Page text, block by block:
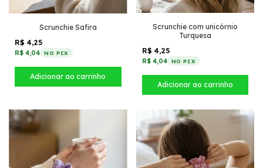
Scrunchie Safira
R$ 4,25
R$ 4,04 NO PIX
Scrunchie com unicórnio
Turquesa
R$ 4,25
R$ 4,04 NO PIX